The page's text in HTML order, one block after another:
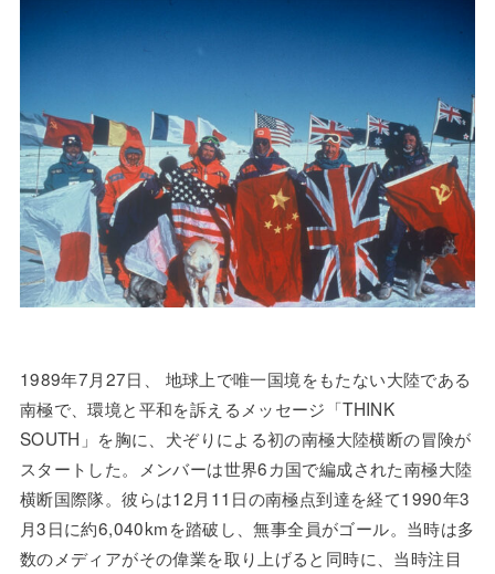
1989年7月27日、 地球上で唯一国境をもたない大陸である
南極で、環境と平和を訴えるメッセージ「THINK
SOUTH」を胸に、犬ぞりによる初の南極大陸横断の冒険が
スタートした。メンバーは世界6カ国で編成された南極大陸
横断国際隊。彼らは12月11日の南極点到達を経て1990年3
月3日に約6,040kmを踏破し、無事全員がゴール。当時は多
数のメディアがその偉業を取り上げると同時に、当時注目